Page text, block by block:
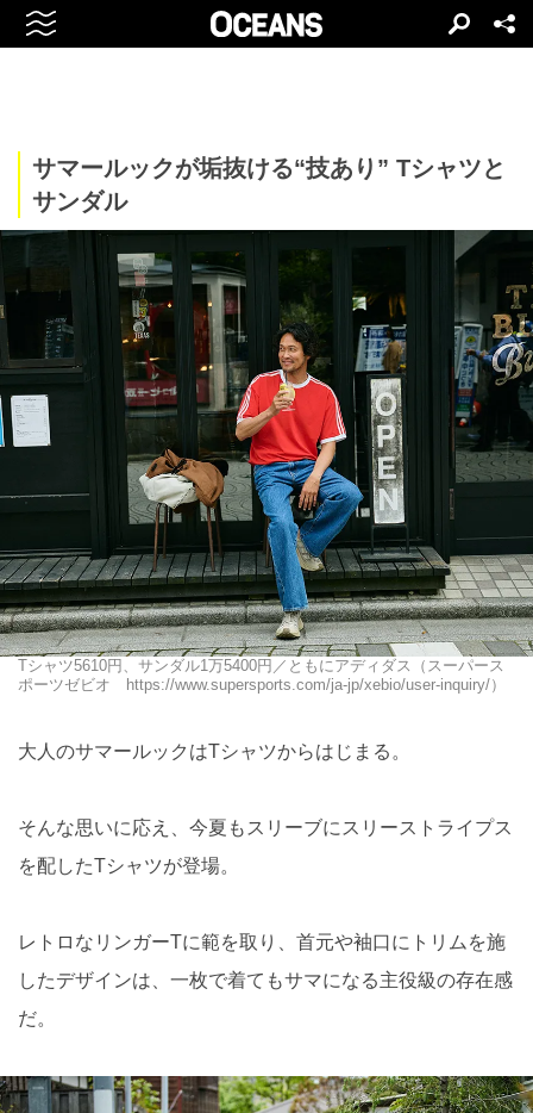
サマールックが垢抜ける“技あり” Tシャツと
サンダル
Tシャツ5610円、サンダル1万5400円／ともにアディダス（スーパース
ポーツゼビオ https://www.supersports.com/ja-jp/xebio/user-inquiry/）
大人のサマールックはTシャツからはじまる。
そんな思いに応え、今夏もスリーブにスリーストライプス
を配したTシャツが登場。
レトロなリンガーTに範を取り、首元や袖口にトリムを施
したデザインは、一枚で着てもサマになる主役級の存在感
だ。